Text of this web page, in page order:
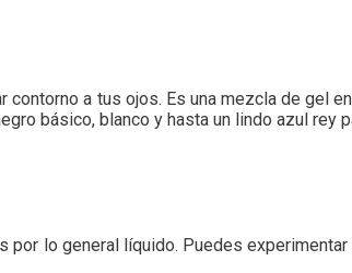
a tus ojos. Es una mezcla de gel
básico, blanco y hasta un lindo azul rey
lo general líquido. Puedes